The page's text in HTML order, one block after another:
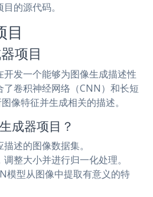
的源代码。
目
项目
发一个能够为图像生成描述性
卷积神经网络（CNN）和长短
像特征并生成相关的描述。
成器项目？
述的图像数据集。
整大小并进行归一化处理。
模型从图像中提取有意义的特